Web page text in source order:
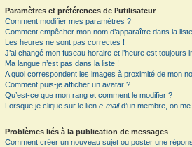
Paramètres et préférences de l’utilisateur
Comment modifier mes paramètres ?
Comment empêcher mon nom d’apparaître dans la
Les heures ne sont pas correctes !
J’ai changé mon fuseau horaire et l’heure est toujours
Ma langue n’est pas dans la liste !
A quoi correspondent les images à proximité de mon
Comment puis-je afficher un avatar ?
Qu’est-ce que mon rang et comment le modifier ?
Lorsque je clique sur le liene-maild’un membre, on
Problèmes liés à la publication de messages
Comment créer un nouveau sujet ou poster une